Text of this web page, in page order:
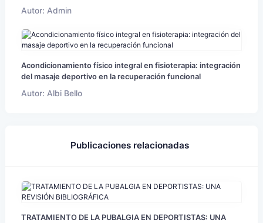
Autor: Admin
Acondicionamiento físico integral en fisioterapia: integración
del masaje deportivo en la recuperación funcional
Autor: Albi Bello
Publicaciones relacionadas
TRATAMIENTO DE LA PUBALGIA EN DEPORTISTAS: UNA